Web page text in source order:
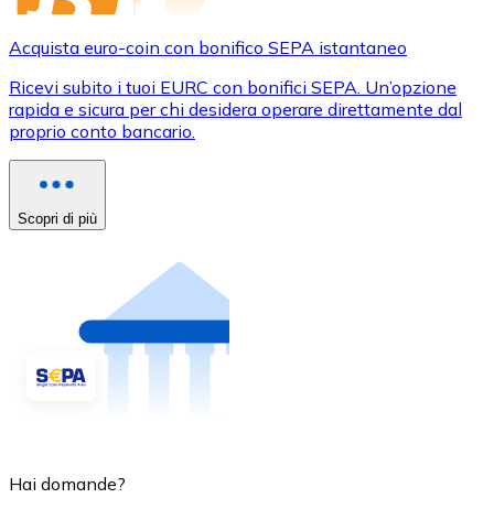
Acquista euro-coin con bonifico SEPA istantaneo
Ricevi subito i tuoi EURC con bonifici SEPA. Un’opzione
rapida e sicura per chi desidera operare direttamente dal
proprio conto bancario.
Scopri di più
Hai domande?